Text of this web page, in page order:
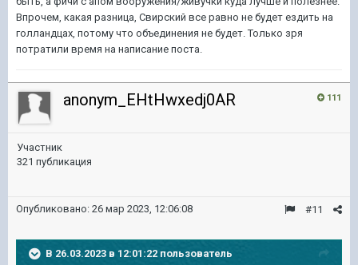
Впрочем, какая разница, Свирский все равно не будет ездить на
голландцах, потому что объединения не будет. Только зря
потратили время на написание поста.
111
anonym_EHtHwxedj0AR
Участник
321 публикация
#11
Опубликовано: 26 мар 2023, 12:06:08
В 26.03.2023 в 12:01:22 пользователь